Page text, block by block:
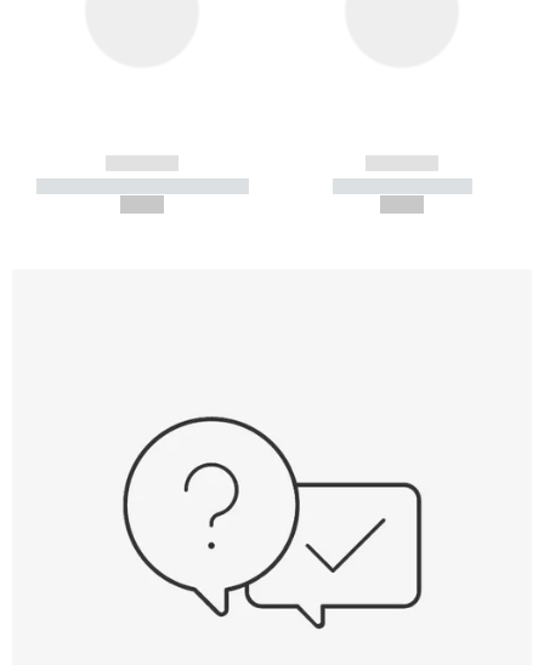
------------
----------- ----------- -----------
------------
----------- -----------